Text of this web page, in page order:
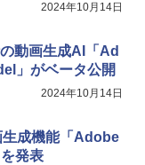
2024年10月14日
動画生成AI「Ad
」がベータ公開
2024年10月14日
成機能「Adobe
発表